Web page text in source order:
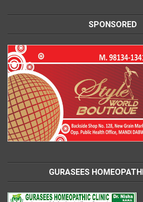
SPONSORED
GURASEES